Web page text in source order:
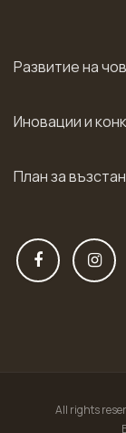
Развитие на
Иновации и
План за
All rights